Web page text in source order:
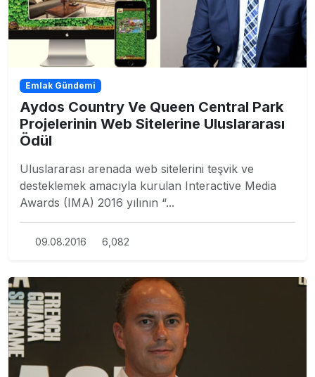
Emlak Gündemi
Aydos Country Ve Queen Central Park
Projelerinin Web Sitelerine Uluslararası
Ödül
Uluslararası arenada web sitelerini teşvik ve
desteklemek amacıyla kurulan Interactive Media
Awards (IMA) 2016 yılının “...
09.08.2016 6,082